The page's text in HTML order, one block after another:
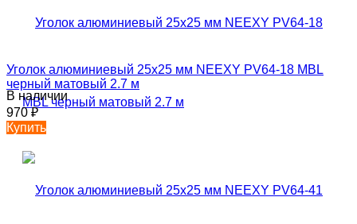
Уголок алюминиевый 25х25 мм NEEXY PV64-18 MBL
черный матовый 2.7 м
В наличии
970₽
Купить